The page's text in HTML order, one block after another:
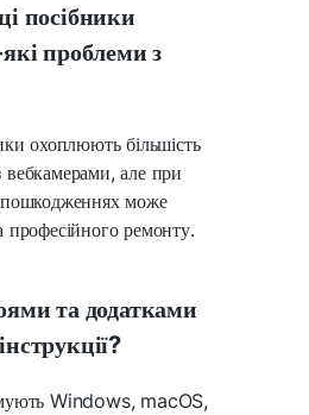
посібники
проблеми з
охоплюють більшість
але при
пошкодженнях може
професійного ремонту.
та додатками
Windows, macOS,